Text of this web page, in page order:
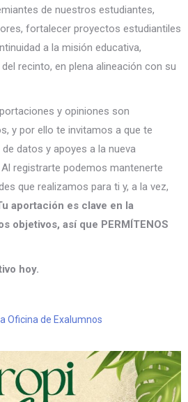
de nuestros estudiantes,
fortalecer proyectos estudiantiles
a la misión educativa,
recinto, en plena alineación con su
y opiniones son
y por ello te invitamos a que te
datos y apoyes a la nueva
registrarte podemos mantenerte
que realizamos para ti y, a la vez,
aportación es clave en la
objetivos, así que PERMÍTENOS
hoy.
Oficina de Exalumnos